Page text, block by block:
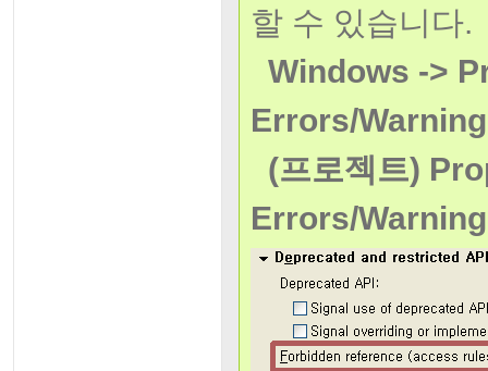
할 수 있습니다.
Windows ->
Errors/
(프로젝트)
Errors/